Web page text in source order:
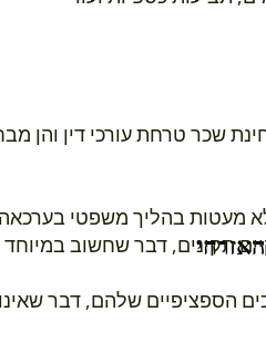
שכר טרחת עורכי דין והן
מעטות בהליך משפטי
תקינים, דבר שחשוב
הספציפיים שלהם, דבר